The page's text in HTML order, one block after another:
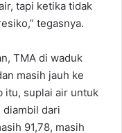
tapi ketika tidak
tegasnya.
TMA di waduk
masih jauh ke
itu, suplai air untuk
diambil dari
91,78, masih